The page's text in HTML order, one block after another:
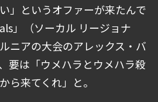
」というオファーが来たんで
」（ソーカル リージョナ
ニアの大会のアレックス・バ
要は「ウメハラとウメハラ殺
ら来てくれ」と。